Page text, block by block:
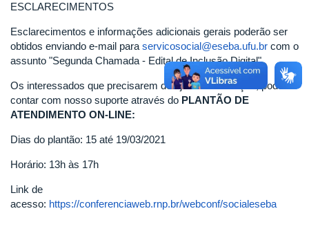
ESCLARECIMENTOS
Esclarecimentos e informações adicionais gerais poderão ser
obtidos enviando e-mail para servicosocial@eseba.ufu.br com o
assunto "Segunda Chamada - Edital de Inclusão Digital".
Os interessados que precisarem de ajuda na inscrição, podem
contar com nosso suporte através do PLANTÃO DE
ATENDIMENTO ON-LINE:
Dias do plantão: 15 até 19/03/2021
Horário: 13h às 17h
Link de
acesso: https://conferenciaweb.rnp.br/webconf/socialeseba